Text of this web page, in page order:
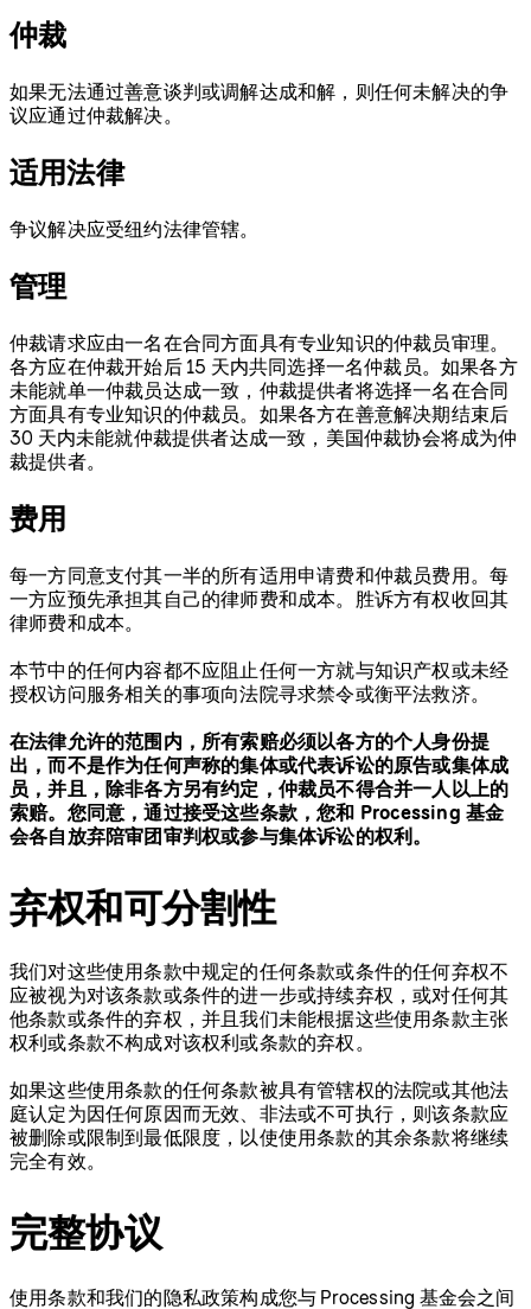
仲裁
如果无法通过善意谈判或调解达成和解，则任何未解决的争
议应通过仲裁解决。
适用法律
争议解决应受纽约法律管辖。
管理
仲裁请求应由一名在合同方面具有专业知识的仲裁员审理。
各方应在仲裁开始后 15 天内共同选择一名仲裁员。如果各方
未能就单一仲裁员达成一致，仲裁提供者将选择一名在合同
方面具有专业知识的仲裁员。如果各方在善意解决期结束后
30 天内未能就仲裁提供者达成一致，美国仲裁协会将成为仲
裁提供者。
费用
每一方同意支付其一半的所有适用申请费和仲裁员费用。每
一方应预先承担其自己的律师费和成本。胜诉方有权收回其
律师费和成本。
本节中的任何内容都不应阻止任何一方就与知识产权或未经
授权访问服务相关的事项向法院寻求禁令或衡平法救济。
在法律允许的范围内，所有索赔必须以各方的个人身份提
出，而不是作为任何声称的集体或代表诉讼的原告或集体成
员，并且，除非各方另有约定，仲裁员不得合并一人以上的
索赔。您同意，通过接受这些条款，您和 Processing 基金
会各自放弃陪审团审判权或参与集体诉讼的权利。
弃权和可分割性
我们对这些使用条款中规定的任何条款或条件的任何弃权不
应被视为对该条款或条件的进一步或持续弃权，或对任何其
他条款或条件的弃权，并且我们未能根据这些使用条款主张
权利或条款不构成对该权利或条款的弃权。
如果这些使用条款的任何条款被具有管辖权的法院或其他法
庭认定为因任何原因而无效、非法或不可执行，则该条款应
被删除或限制到最低限度，以使使用条款的其余条款将继续
完全有效。
完整协议
使用条款和我们的隐私政策构成您与 Processing 基金会之间